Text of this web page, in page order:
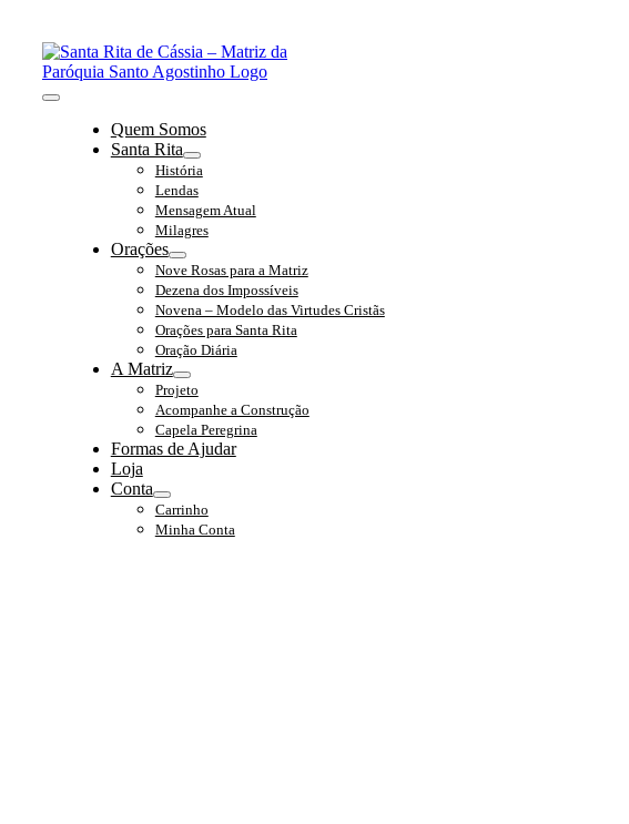
conteúdo
Toggle
NavigationQuem Somos
Santa Rita
História
Lendas
Mensagem Atual
Milagres
Orações
Nove Rosas para a Matriz
Dezena dos Impossíveis
Novena – Modelo das Virtudes Cristãs
Orações para Santa Rita
Oração Diária
A Matriz
Projeto
Acompanhe a Construção
Capela Peregrina
Formas de Ajudar
Loja
Conta
Carrinho
Minha Conta